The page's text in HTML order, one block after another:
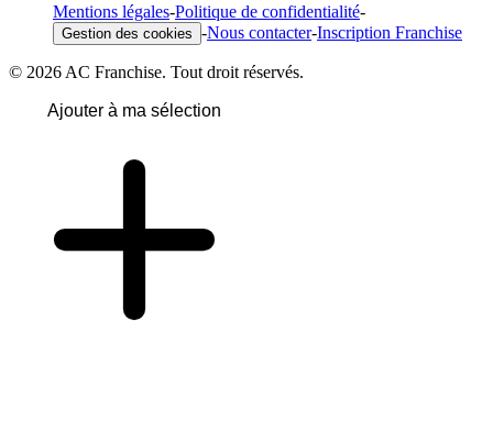
Mentions légales-Politique de confidentialité-
Gestion des cookies -Nous contacter-Inscription Franchise
© 2026 AC Franchise. Tout droit réservés.
Ajouter à ma sélection